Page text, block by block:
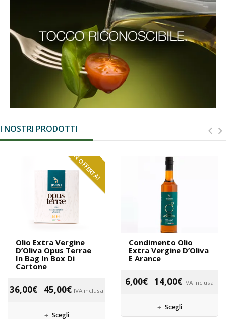
I NOSTRI PRODOTTI
IN OFFERTA!
Olio Extra Vergine
D’Oliva Opus Terrae
In Bag In Box Di
Cartone
36,00€ - 45,00€ IVA inclusa
Scegli
Condimento Olio
Extra Vergine D’Oliva
E Arance
6,00€ - 14,00€ IVA inclusa
Scegli